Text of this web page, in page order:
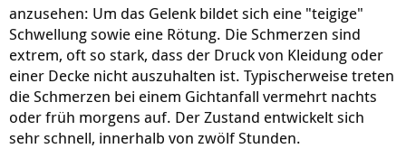
anzusehen: Um das Gelenk bildet sich eine "teigige"
Schwellung sowie eine Rötung. Die Schmerzen sind
extrem, oft so stark, dass der Druck von Kleidung oder
einer Decke nicht auszuhalten ist. Typischerweise treten
die Schmerzen bei einem Gichtanfall vermehrt nachts
oder früh morgens auf. Der Zustand entwickelt sich
sehr schnell, innerhalb von zwölf Stunden.